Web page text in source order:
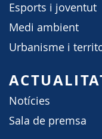
Esports i joventut
Medi ambient
Urbanisme i
Notícies
Sala de premsa